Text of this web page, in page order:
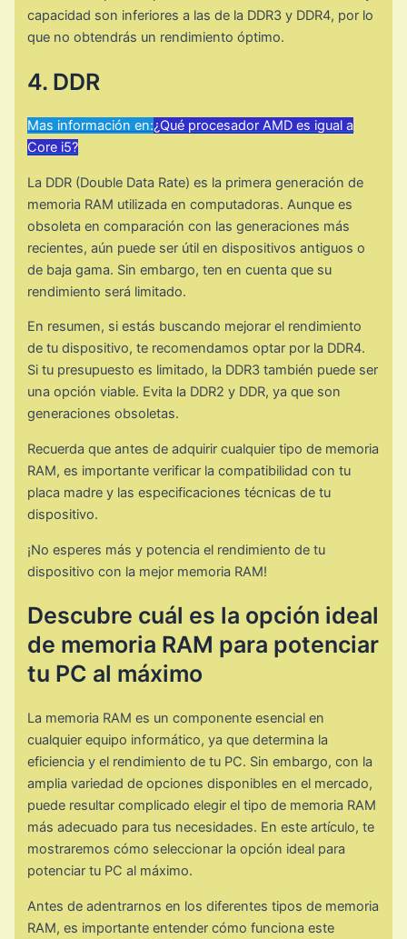
capacidad son inferiores a las de la DDR3 y DDR4, por lo
que no obtendrás un rendimiento óptimo.
4. DDR
Mas información en:¿Qué procesador AMD es igual a
Core i5?
La DDR (Double Data Rate) es la primera generación de
memoria RAM utilizada en computadoras. Aunque es
obsoleta en comparación con las generaciones más
recientes, aún puede ser útil en dispositivos antiguos o
de baja gama. Sin embargo, ten en cuenta que su
rendimiento será limitado.
En resumen, si estás buscando mejorar el rendimiento
de tu dispositivo, te recomendamos optar por la DDR4.
Si tu presupuesto es limitado, la DDR3 también puede ser
una opción viable. Evita la DDR2 y DDR, ya que son
generaciones obsoletas.
Recuerda que antes de adquirir cualquier tipo de memoria
RAM, es importante verificar la compatibilidad con tu
placa madre y las especificaciones técnicas de tu
dispositivo.
¡No esperes más y potencia el rendimiento de tu
dispositivo con la mejor memoria RAM!
Descubre cuál es la opción ideal
de memoria RAM para potenciar
tu PC al máximo
La memoria RAM es un componente esencial en
cualquier equipo informático, ya que determina la
eficiencia y el rendimiento de tu PC. Sin embargo, con la
amplia variedad de opciones disponibles en el mercado,
puede resultar complicado elegir el tipo de memoria RAM
más adecuado para tus necesidades. En este artículo, te
mostraremos cómo seleccionar la opción ideal para
potenciar tu PC al máximo.
Antes de adentrarnos en los diferentes tipos de memoria
RAM, es importante entender cómo funciona este